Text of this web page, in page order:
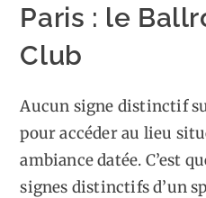
Paris : le
Club
Aucun signe distinctif
pour accéder au lieu
ambiance datée. C’est
signes distinctifs d’un